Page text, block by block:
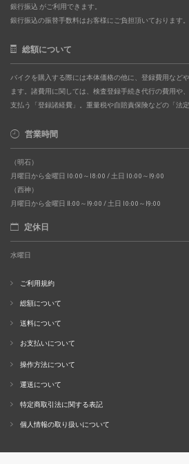
銀行振込 がご利用できます。
銀行振込の振替手数料はお客様にご負担頂いております。
総額について
バイクを購入する際には本体価格の他に、登録費用など
ます。諸費用に関しては、検査登録手続き代行の費用や
支払う「登録諸経費」。重量税や自賠責保険などの「法
営業時間
（明石）
月曜日から金曜日 10:00～18:00 / 土日 10:00～19:00
（西神）
月曜日から金曜日 11:00～19:00 / 土日 10:00～19:00
定休日
水曜日
ご利用規約
総額について
送料について
お支払いについて
操作方法について
運送について
特定商取引法に関する表記
個人情報の取り扱いについて